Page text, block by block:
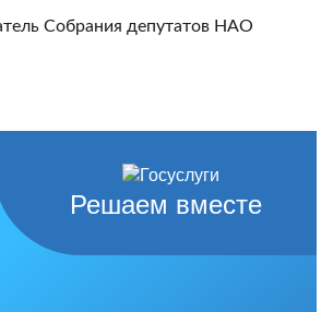
Собрания депутатов НАО
Решаем вместе